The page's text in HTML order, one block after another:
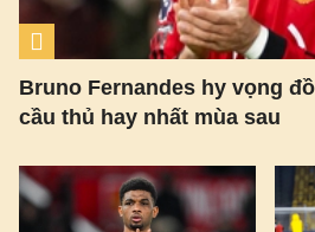
Bruno Fernandes hy vọng
cầu thủ hay nhất mùa sau